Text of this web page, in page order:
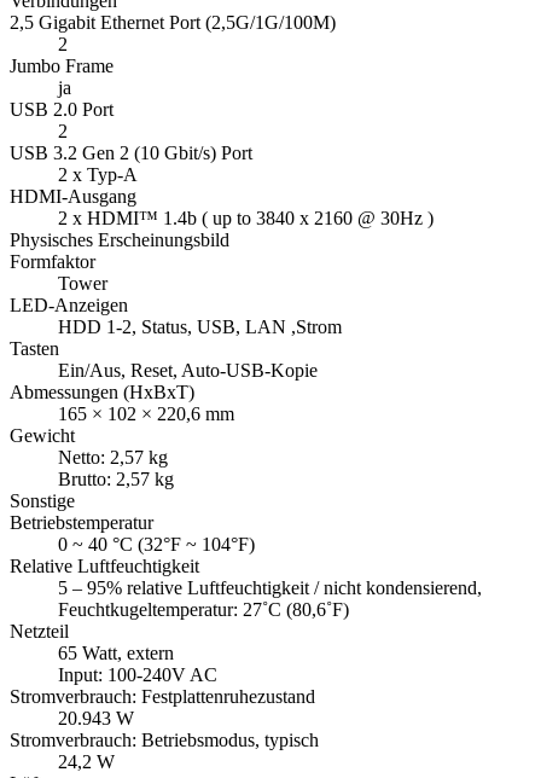
LED-Anzeigen
HDD 1-2, Status, USB, LAN ,Strom
Tasten
Ein/Aus, Reset, Auto-USB-Kopie
Abmessungen (HxBxT)
165 × 102 × 220,6 mm
Gewicht
Netto: 2,57 kg
Brutto: 2,57 kg
Sonstige
Betriebstemperatur
0 ~ 40 °C (32°F ~ 104°F)
Relative Luftfeuchtigkeit
5 – 95% relative Luftfeuchtigkeit / nicht kondensierend,
Feuchtkugeltemperatur: 27˚C (80,6˚F)
Netzteil
65 Watt, extern
Input: 100-240V AC
Stromverbrauch: Festplattenruhezustand
20.943 W
Stromverbrauch: Betriebsmodus, typisch
24,2 W
1x 7 cm (12V DC)
Kensington-Sicherheitsschloss
ja
Speicherverwaltung
RAID 1
ja
RAID 0
ja
JBOD
ja
Globales Hot Spare
ja
SSD-Caching